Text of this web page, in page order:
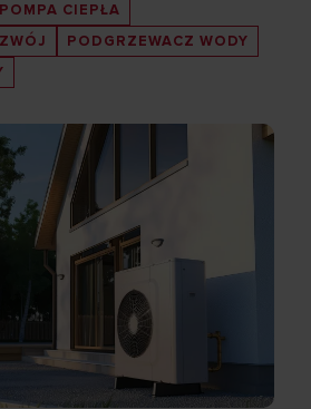
POMPA CIEPŁA
PODGRZEWACZ WODY